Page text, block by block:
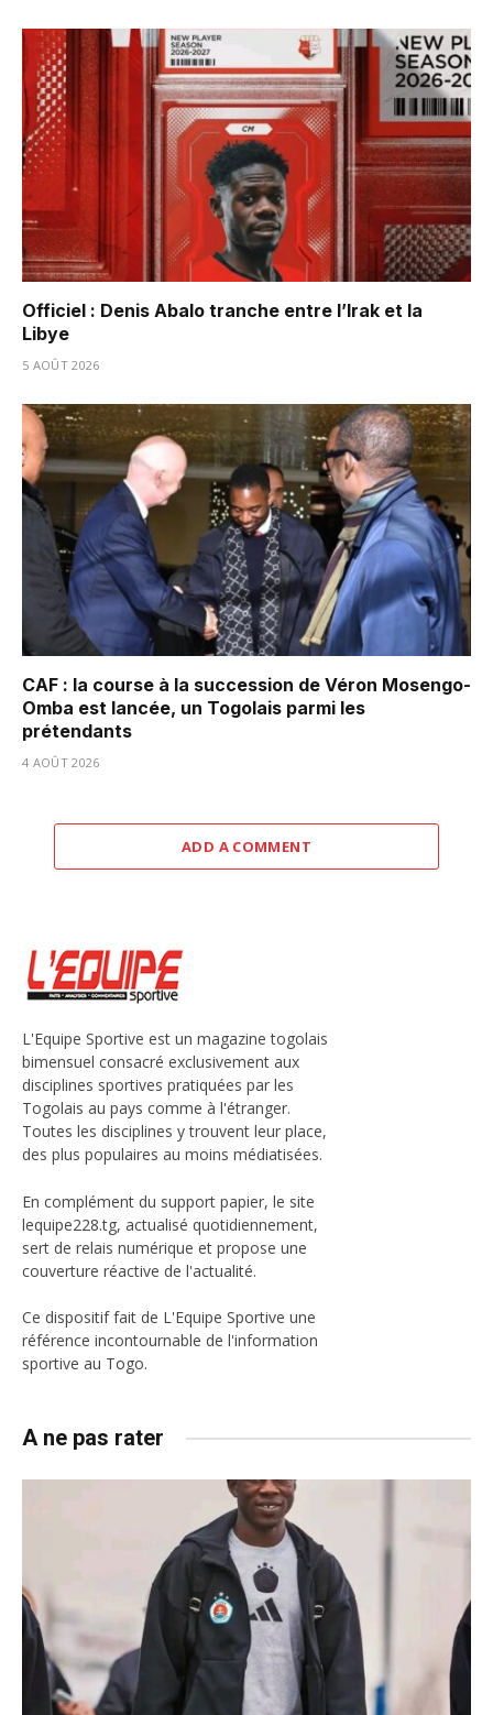
Officiel : Denis Abalo tranche entre l’Irak et la
Libye
5 AOÛT 2026
CAF : la course à la succession de Véron Mosengo-
Omba est lancée, un Togolais parmi les
prétendants
4 AOÛT 2026
ADD A COMMENT
L'Equipe Sportive est un magazine togolais
bimensuel consacré exclusivement aux
disciplines sportives pratiquées par les
Togolais au pays comme à l'étranger.
Toutes les disciplines y trouvent leur place,
des plus populaires au moins médiatisées.
En complément du support papier, le site
lequipe228.tg, actualisé quotidiennement,
sert de relais numérique et propose une
couverture réactive de l'actualité.
Ce dispositif fait de L'Equipe Sportive une
référence incontournable de l'information
sportive au Togo.
A ne pas rater